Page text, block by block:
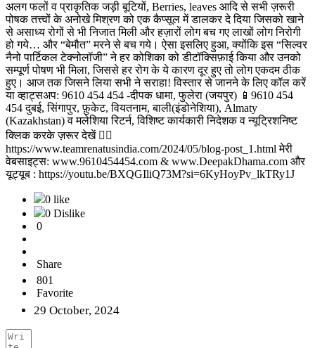
अलग फलों व प्राकृतिक जड़ी बूटियों, Berries, leaves आदि से सभी ज़रूरी
पोषक तत्त्वों के अनोखे मिश्रण को एक कैप्सूल में डालकर दे दिया जिसको खाने
से असाध्य रोगों से भी निजात मिली और हज़ारों लोग बच गए लाखों लोग निरोगी
हो गये… और “बेमौत” मरने से बच गये। ऐसा इसलिए हुआ, क्योंकि इस “सिल्वर
नैनो पार्टिकल टेक्नोलॉजी” ने हर कोशिका को डीटॉक्सिफ़ाई किया और उनको
सम्पूर्ण पोषण भी मिला, जिससे हर रोग के ये कारण दूर हुए तो लोग एकदम ठीक
हुए। आज तक जिसने लिया सभी ने सराहा! विस्तार से जानने के लिए कॉल करें
या व्हाट्सअप: 9610 454 454 -दीपक धामा, फुलेरा (जयपुर) 📱9610 454
454 दुबई, सिंगापुर, फ़ुकेट, वियतनाम, बाली(इंडोनेशिया), Almaty
(Kazakhstan) व मलेशिया रिटर्न, विशिष्ट कार्यकारी निदेशक व न्यूट्रिशनिष्ट
क्लिक करके ज़रूर देखें 👉🏻
https://www.teamrenatusindia.com/2024/05/blog-post_1.html मेरी
वेबसाइट्स: www.9610454454.com & www.DeepakDhama.com और
यूट्यूब : https://youtu.be/BXQGIliQ73M?si=6KyHoyPv_lkTRy1J
0 like
0 Dislike
0
Share
801
Favorite
29 October, 2024